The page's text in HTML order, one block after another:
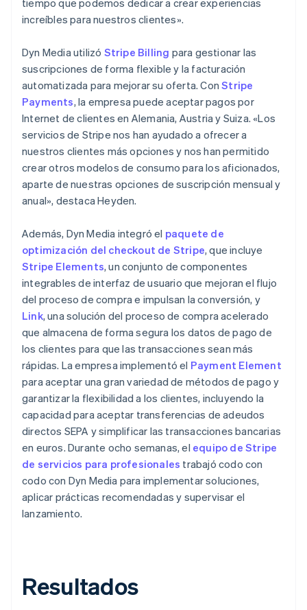
increíbles para nuestros clientes».
Dyn Media utilizó Stripe Billing para gestionar las
suscripciones de forma flexible y la facturación
automatizada para mejorar su oferta. ConStripe
Payments, la empresa puede aceptar pagos por
Internet de clientes en Alemania, Austria y Suiza. «Los
servicios de Stripe nos han ayudado a ofrecer a
nuestros clientes más opciones y nos han permitido
crear otros modelos de consumo para los aficionados,
aparte de nuestras opciones de suscripción mensual y
anual», destaca Heyden.
Además, Dyn Media integró el paquete de
optimización del checkout de Stripe, que incluye
Stripe Elements, un conjunto de componentes
integrables de interfaz de usuario que mejoran el flujo
del proceso de compra e impulsan la conversión, y
Link, una solución del proceso de compra acelerado
que almacena de forma segura los datos de pago de
los clientes para que las transacciones sean más
rápidas. La empresa implementó el Payment Element
para aceptar una gran variedad de métodos de pago y
garantizar la flexibilidad a los clientes, incluyendo la
capacidad para aceptar transferencias de adeudos
directos SEPA y simplificar las transacciones bancarias
en euros. Durante ocho semanas, el equipo de Stripe
de servicios para profesionales trabajó codo con
codo con Dyn Media para implementar soluciones,
aplicar prácticas recomendadas y supervisar el
lanzamiento.
Resultados